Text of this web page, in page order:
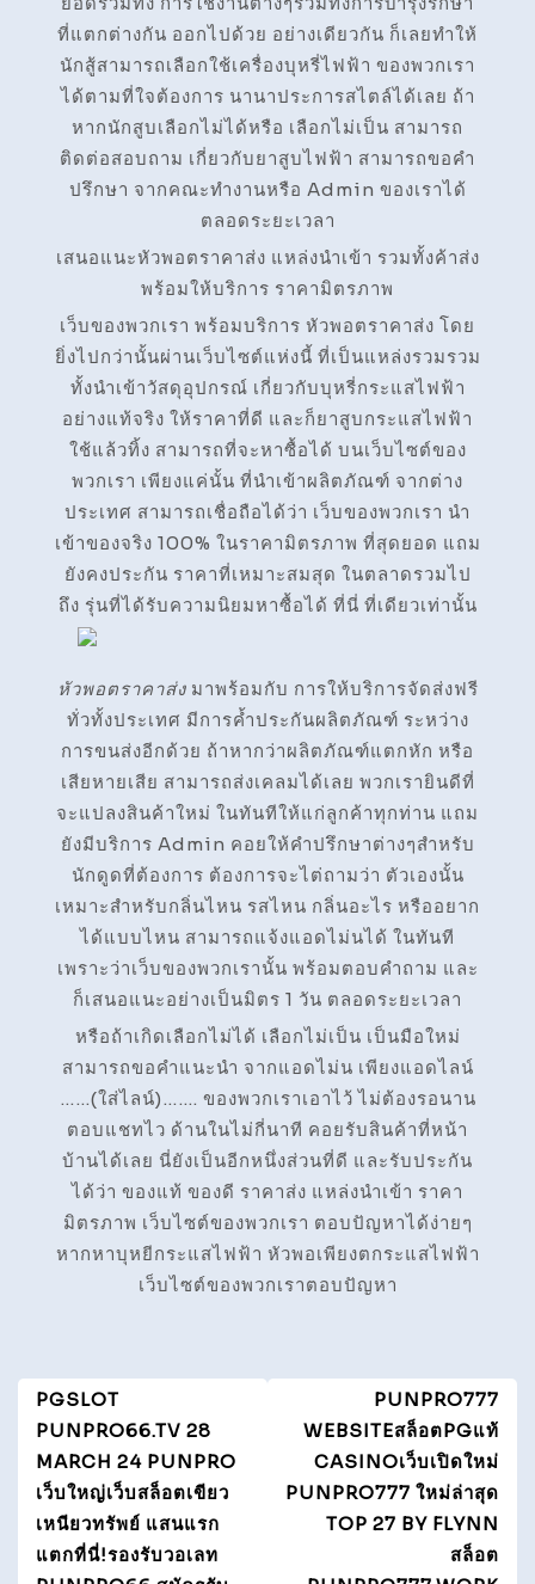
ที่แตกต่างกัน ออกไปด้วย อย่างเดียวกัน ก็เลยทำให้
นักสู้สามารถเลือกใช้เครื่องบุหรี่ไฟฟ้า ของพวกเรา
ได้ตามที่ใจต้องการ นานาประการสไตล์ได้เลย ถ้า
หากนักสูบเลือกไม่ได้หรือ เลือกไม่เป็น สามารถ
ติดต่อสอบถาม เกี่ยวกับยาสูบไฟฟ้า สามารถขอคำ
ปรึกษา จากคณะทำงานหรือ Admin ของเราได้
ตลอดระยะเวลา
เสนอแนะหัวพอตราคาส่ง แหล่งนำเข้า รวมทั้งค้าส่ง
พร้อมให้บริการ ราคามิตรภาพ
เว็บของพวกเรา พร้อมบริการ หัวพอตราคาส่ง โดย
ยิ่งไปกว่านั้นผ่านเว็บไซต์แห่งนี้ ที่เป็นแหล่งรวมรวม
ทั้งนำเข้าวัสดุอุปกรณ์ เกี่ยวกับบุหรี่กระแสไฟฟ้า
อย่างแท้จริง ให้ราคาที่ดี และก็ยาสูบกระแสไฟฟ้า
ใช้แล้วทิ้ง สามารถที่จะหาซื้อได้ บนเว็บไซต์ของ
พวกเรา เพียงแค่นั้น ที่นำเข้าผลิตภัณฑ์ จากต่าง
ประเทศ สามารถเชื่อถือได้ว่า เว็บของพวกเรา นำ
เข้าของจริง 100% ในราคามิตรภาพ ที่สุดยอด แถม
ยังคงประกัน ราคาที่เหมาะสมสุด ในตลาดรวมไป
ถึง รุ่นที่ได้รับความนิยมหาซื้อได้ ที่นี่ ที่เดียวเท่านั้น
หัวพอตราคาส่งมาพร้อมกับ การให้บริการจัดส่งฟรี
ทั่วทั้งประเทศ มีการค้ำประกันผลิตภัณฑ์ ระหว่าง
การขนส่งอีกด้วย ถ้าหากว่าผลิตภัณฑ์แตกหัก หรือ
เสียหายเสีย สามารถส่งเคลมได้เลย พวกเรายินดีที่
จะแปลงสินค้าใหม่ ในทันทีให้แก่ลูกค้าทุกท่าน แถม
ยังมีบริการ Admin คอยให้คำปรึกษาต่างๆสำหรับ
นักดูดที่ต้องการ ต้องการจะไต่ถามว่า ตัวเองนั้น
เหมาะสำหรับกลิ่นไหน รสไหน กลิ่นอะไร หรืออยาก
ได้แบบไหน สามารถแจ้งแอดไม่นได้ ในทันที
เพราะว่าเว็บของพวกเรานั้น พร้อมตอบคำถาม และ
ก็เสนอแนะอย่างเป็นมิตร 1 วัน ตลอดระยะเวลา
หรือถ้าเกิดเลือกไม่ได้ เลือกไม่เป็น เป็นมือใหม่
สามารถขอคำแนะนำ จากแอดไม่น เพียงแอดไลน์
……(ใส่ไลน์)……. ของพวกเราเอาไว้ ไม่ต้องรอนาน
ตอบแชทไว ด้านในไม่กี่นาที คอยรับสินค้าที่หน้า
บ้านได้เลย นี่ยังเป็นอีกหนึ่งส่วนที่ดี และรับประกัน
ได้ว่า ของแท้ ของดี ราคาส่ง แหล่งนำเข้า ราคา
มิตรภาพ เว็บไซต์ของพวกเรา ตอบปัญหาได้ง่ายๆ
หากหาบุหยีกระแสไฟฟ้า หัวพอเพียงตกระแสไฟฟ้า
เว็บไซต์ของพวกเราตอบปัญหา
แนะแนว
เรื่อง
PGSLOT
PUNPRO66.TV 28
MARCH 24 PUNPRO
เว็บใหญ่เว็บสล็อตเขียว
เหนียวทรัพย์ แสนแรก
แตกที่นี่!รองรับวอเลท
PUNPRO777
WEBSITEสล็อตPGแท้
CASINOเว็บเปิดใหม่
PUNPRO777 ใหม่ล่าสุด
TOP 27 BY FLYNN
สล็อต